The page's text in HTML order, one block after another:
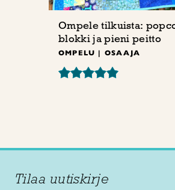
Ompele tilkuista:
blokki ja pieni peitto
OMPELU | OSAAJA
Tilaa uutiskirje